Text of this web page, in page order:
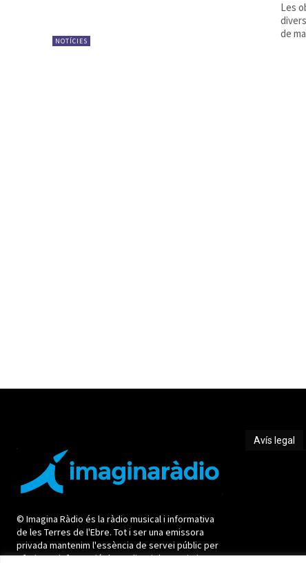
NOTÍCIES
Les
de
© Imagina Ràdio és la ràdio musical i informativa
de les Terres de l'Ebre. Tot i ser una emissora
privada mantenim l'essència de servei públic per
oferir una informació de qualitat i de proximitat.
Avís legal